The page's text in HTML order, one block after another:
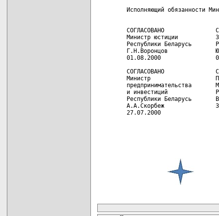
Исполняющий
СОГЛАСОВАНО
Министр юстиции
Республики Беларусь
Г.Н.Воронцов
01.08.2000
СОГЛАСОВАНО
Министр
предпринимательства
и инвестиций
Республики Беларусь
А.А.Скорбеж
27.07.2000